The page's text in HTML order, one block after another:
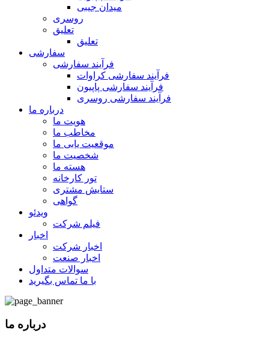
میدان جیبی
روسری
تعلیق
تعلیق
سفارشی
فرآیند سفارشی
فرآیند سفارشی کراوات
فرآیند سفارشی پاپیون
فرآیند سفارشی روسری
درباره ما
هویت ما
مخاطب ما
موقعیت یابی ما
شخصیت ما
هسته ما
تور کارخانه
ستایش مشتری
گواهی
ویدئو
فیلم شرکت
اخبار
اخبار شرکت
اخبار صنعت
سوالات متداول
با ما تماس بگیرید
درباره ما